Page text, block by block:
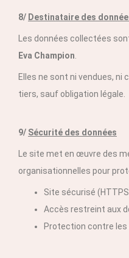
8/ Destinataire des
Les données collectées
Eva Champion
Elles ne sont ni vendues, ni
tiers, sauf obligation légale.
9/ Sécurité des données
Le site met en œuvre des
organisationnelles pour
Site sécurisé
Accès restreint aux
Protection contre